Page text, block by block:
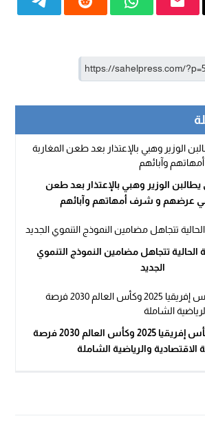
يطالبن الوزير وهبي بالإعتذار بعد طعن
في عرضهم و شرف أمهاتهم وآبائهم
تتجاهل مضامين النموذج التنموي
الجديد
المغرب: تنظيم كأس إفريقيا 2025 وكأس العالم 2030 فرصة
الاقتصادية والرياضية الشاملة